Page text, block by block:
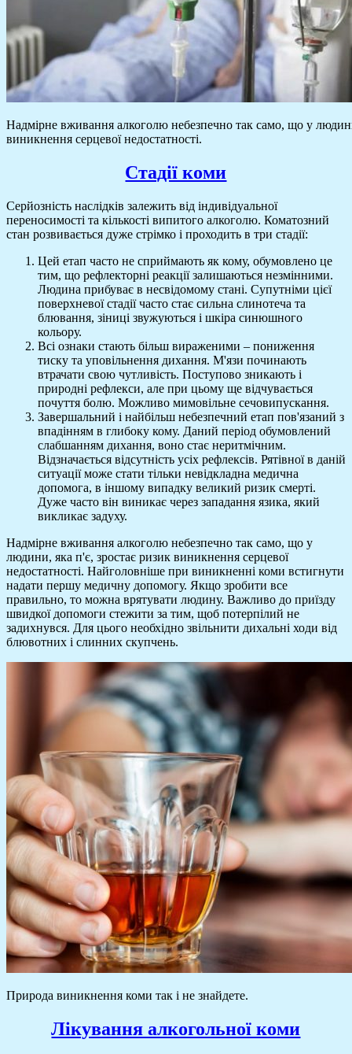
Надмірне вживання алкоголю небезпечно так само, що у
виникнення серцевої недостатності.
Стадії коми
Серйозність наслідків залежить від індивідуальної
переносимості та кількості випитого алкоголю. Коматозний
стан розвивається дуже стрімко і проходить в три стадії:
Цей етап часто не сприймають як кому, обумовлено це
тим, що рефлекторні реакції залишаються незмінними.
Людина прибуває в несвідомому стані. Супутніми цієї
поверхневої стадії часто стає сильна слинотеча та
блювання, зіниці звужуються і шкіра синюшного
кольору.
Всі ознаки стають більш вираженими – пониження
тиску та уповільнення дихання. М'язи починають
втрачати свою чутливість. Поступово зникають і
природні рефлекси, але при цьому ще відчувається
почуття болю. Можливо мимовільне сечовипускання.
Завершальний і найбільш небезпечний етап пов'язаний з
впадінням в глибоку кому. Даний період обумовлений
слабшанням дихання, воно стає неритмічним.
Відзначається відсутність усіх рефлексів. Рятівної в даній
ситуації може стати тільки невідкладна медична
допомога, в іншому випадку великий ризик смерті.
Дуже часто він виникає через западання язика, який
викликає задуху.
Надмірне вживання алкоголю небезпечно так само, що у
людини, яка п'є, зростає ризик виникнення серцевої
недостатності. Найголовніше при виникненні коми встигнути
надати першу медичну допомогу. Якщо зробити все
правильно, то можна врятувати людину. Важливо до приїзду
швидкої допомоги стежити за тим, щоб потерпілий не
задихнувся. Для цього необхідно звільнити дихальні ходи від
блювотних і слинних скупчень.
Природа виникнення коми так і не знайдете.
Лікування алкогольної коми